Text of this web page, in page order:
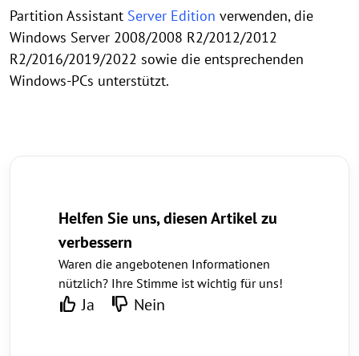
Partition Assistant Server Edition verwenden, die
Windows Server 2008/2008 R2/2012/2012
R2/2016/2019/2022 sowie die entsprechenden
Windows-PCs unterstützt.
Helfen Sie uns, diesen Artikel zu
verbessern
Waren die angebotenen Informationen
nützlich? Ihre Stimme ist wichtig für uns!
Ja Nein